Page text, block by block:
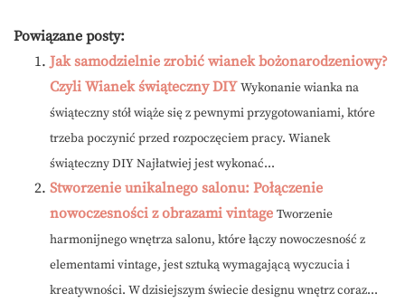
Powiązane posty:
Jak samodzielnie zrobić wianek bożonarodzeniowy?
Czyli Wianek świąteczny DIY Wykonanie wianka na
świąteczny stół wiąże się z pewnymi przygotowaniami, które
trzeba poczynić przed rozpoczęciem pracy. Wianek
świąteczny DIY Najłatwiej jest wykonać...
Stworzenie unikalnego salonu: Połączenie
nowoczesności z obrazami vintage Tworzenie
harmonijnego wnętrza salonu, które łączy nowoczesność z
elementami vintage, jest sztuką wymagającą wyczucia i
kreatywności. W dzisiejszym świecie designu wnętrz coraz...